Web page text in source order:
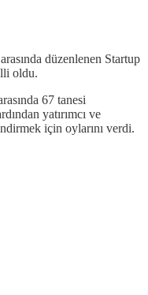
düzenlenen Startup
oldu.
67 tanesi
yatırımcı ve
için oylarını verdi.